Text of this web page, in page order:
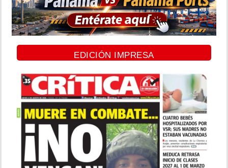
EDICIÓN IMPRESA